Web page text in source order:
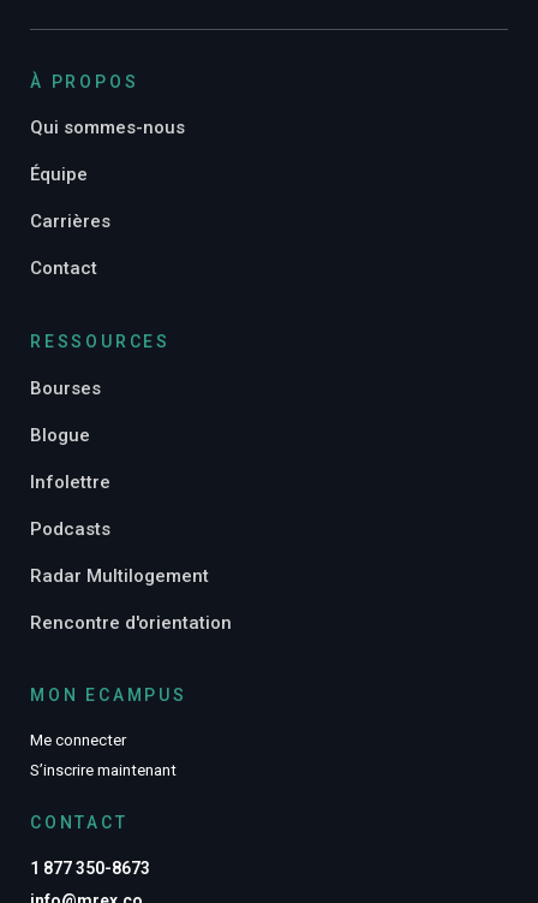
À PROPOS
Qui sommes-nous
Équipe
Carrières
Contact
RESSOURCES
Bourses
Blogue
Infolettre
Podcasts
Radar Multilogement
Rencontre d'orientation
MON ECAMPUS
Me connecter
S’inscrire maintenant
CONTACT
1 877 350-8673